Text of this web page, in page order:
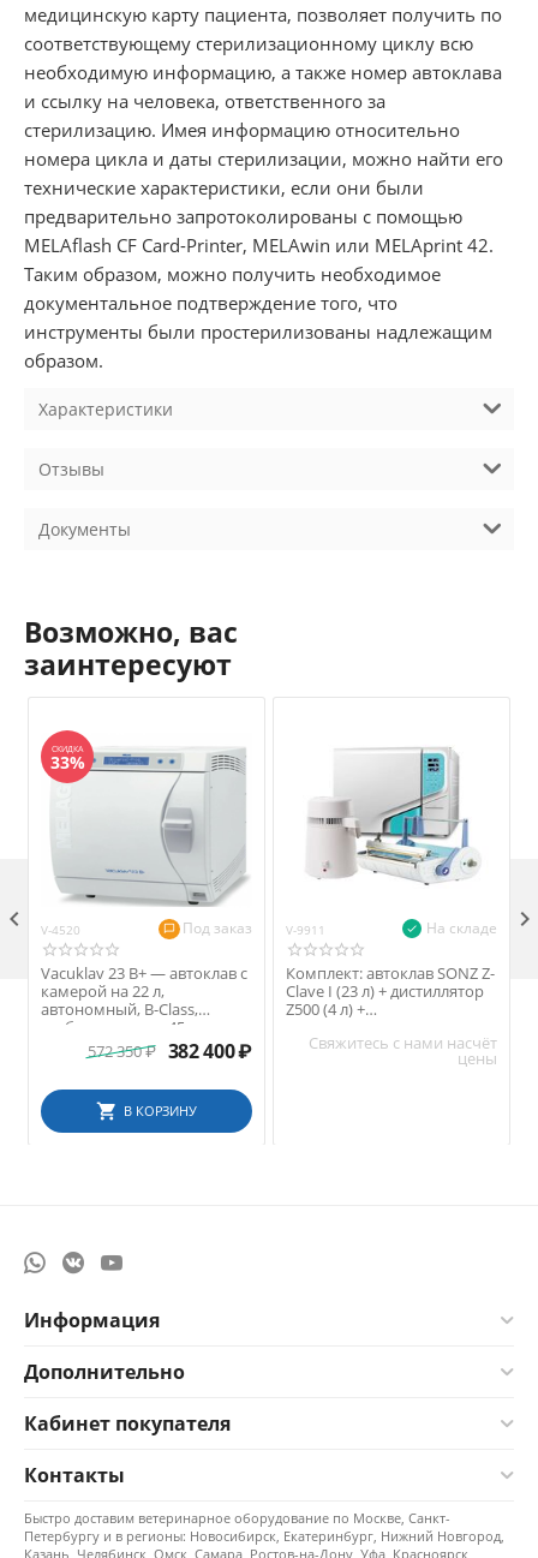
медицинскую карту пациента, позволяет получить по
соответствующему стерилизационному циклу всю
необходимую информацию, а также номер автоклава
и ссылку на человека, ответственного за
стерилизацию. Имея информацию относительно
номера цикла и даты стерилизации, можно найти его
технические характеристики, если они были
предварительно запротоколированы с помощью
MELAflash CF Card-Printer, MELAwin или MELAprint 42.
Таким образом, можно получить необходимое
документальное подтверждение того, что
инструменты были простерилизованы надлежащим
образом.
Характеристики
Отзывы
Документы
Возможно, вас
заинтересуют
СКИДКА
33%
V-4520 Под заказ
Vacuklav 23 B+ — автоклав с
камерой на 22 л,
автономный, B-Class,
глубина камеры 45 см
572 350₽ 382 400₽
В КОРЗИНУ
V-9911 На складе
Комплект: автоклав SONZ Z-
Clave I (23 л) + дистиллятор
Z500 (4 л) +
устройство SEAL F300A
Свяжитесь с нами насчёт
цены
 
Информация
Дополнительно
Кабинет покупателя
Контакты
Быстро доставим ветеринарное оборудование по Москве, Санкт-
Петербургу и в регионы: Новосибирск, Екатеринбург, Нижний Новгород,
Казань, Челябинск, Омск, Самара, Ростов-на-Дону, Уфа, Красноярск,